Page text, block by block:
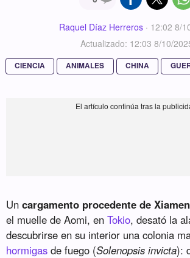
Raquel Díaz Herreros · 12:02 8/
Actualizado: 12:03 8/10/
CIENCIA ANIMALES CHINA
Uncargamento procedente de Xiamen
el muelle de Aomi, enTokio, desató la
descubrirse en su interior una colonia
hormigas de fuego (Solenopsis invicta):